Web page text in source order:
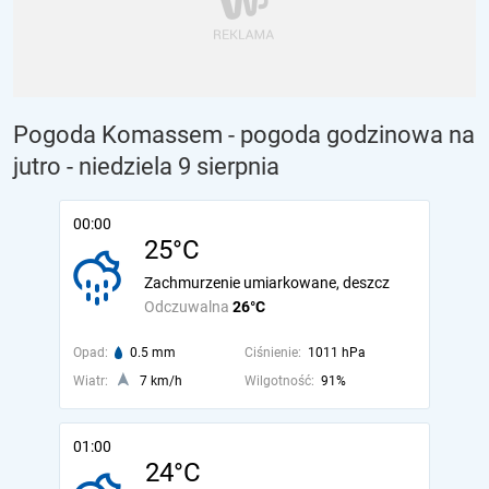
Pogoda Komassem - pogoda godzinowa na
jutro - niedziela 9 sierpnia
00:00
25°C
Odczuwalna 26°C
Zachmurzenie umiarkowane, deszcz
Opad: 0.5 mm Ciśnienie: 1011 hPa
Wiatr:
7 km/h Wilgotność: 91%
01:00
24°C